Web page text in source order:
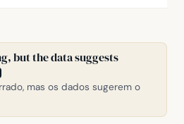
but the data suggests
mas os dados sugerem o